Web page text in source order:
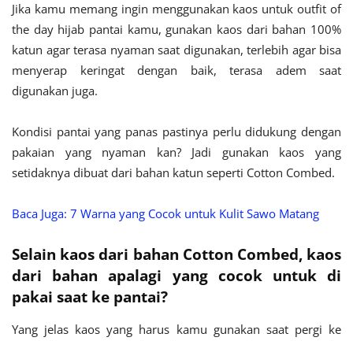
Jika kamu memang ingin menggunakan kaos untuk outfit of
the day hijab pantai kamu, gunakan kaos dari bahan 100%
katun agar terasa nyaman saat digunakan, terlebih agar bisa
menyerap keringat dengan baik, terasa adem saat
digunakan juga.
Kondisi pantai yang panas pastinya perlu didukung dengan
pakaian yang nyaman kan? Jadi gunakan kaos yang
setidaknya dibuat dari bahan katun seperti Cotton Combed.
Baca Juga: 7 Warna yang Cocok untuk Kulit Sawo Matang
Selain kaos dari bahan Cotton Combed, kaos
dari bahan apalagi yang cocok untuk di
pakai saat ke pantai?
Yang jelas kaos yang harus kamu gunakan saat pergi ke